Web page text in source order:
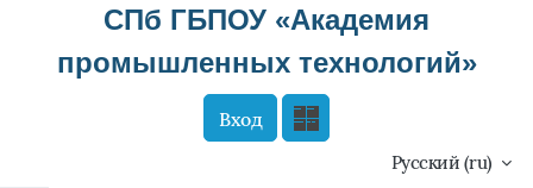
СПб ГБПОУ «Академия
промышленных технологий»
Вход
Русский ‎(ru)‎